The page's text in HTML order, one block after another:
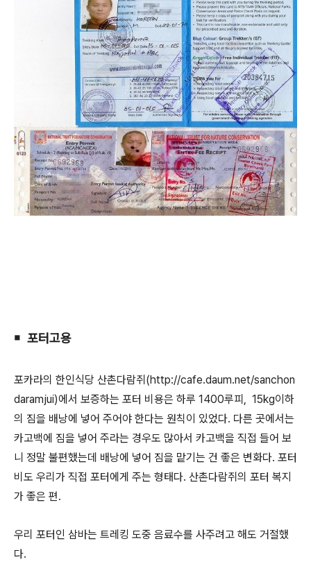
￭ 포터고용
포카라의 한인식당 산촌다람쥐(http://cafe.daum.net/sanchon
daramjui)에서 보증하는 포터 비용은 하루 1400루피, 15kg이하
의 짐을 배낭에 넣어 주어야 한다는 원칙이 있었다. 다른 곳에서는
카고백에 짐을 넣어 주라는 경우도 많아서 카고백을 직접 들어 보
니 정말 불편했는데 배낭에 넣어 짐을 맡기는 건 좋은 변화다. 포터
비도 우리가 직접 포터에게 주는 형태다. 산촌다람쥐의 포터 복지
가 좋은 편.
우리 포터인 삼바는 트레킹 도중 음료수를 사주려고 해도 거절했
다.